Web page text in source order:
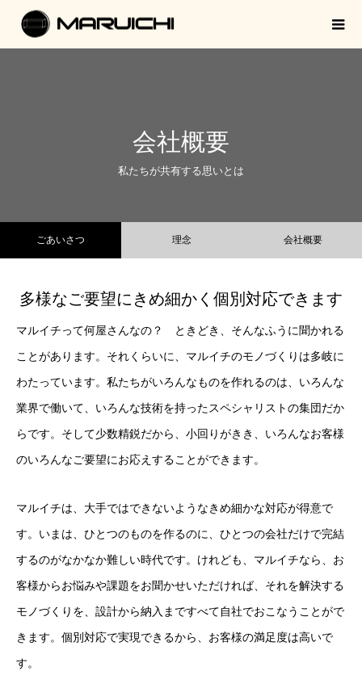
会社概要
私たちが共有する思いとは
ごあいさつ 理念 会社概要
多様なご要望にきめ細かく個別対応できます
マルイチって何屋さんなの？ ときどき、そんなふうに聞かれる
ことがあります。それくらいに、マルイチのモノづくりは多岐に
わたっています。私たちがいろんなものを作れるのは、いろんな
業界で働いて、いろんな技術を持ったスペシャリストの集団だか
らです。そして少数精鋭だから、小回りがきき、いろんなお客様
のいろんなご要望にお応えすることができます。
マルイチは、大手ではできないようなきめ細かな対応が得意で
す。いまは、ひとつのものを作るのに、ひとつの会社だけで完結
するのがなかなか難しい時代です。けれども、マルイチなら、お
客様からお悩みや課題をお聞かせいただければ、それを解決する
モノづくりを、設計から納入まですべて自社でおこなうことがで
きます。個別対応で実現できるから、お客様の満足度は高いで
す。